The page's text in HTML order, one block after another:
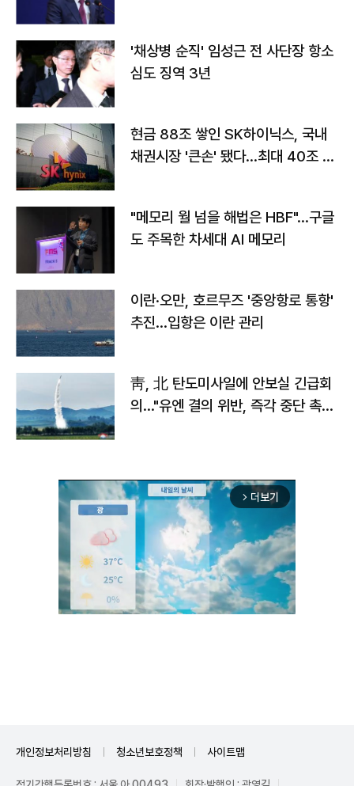
'채상병 순직' 임성근 전 사단장 항소
심도 징역 3년
현금 88조 쌓인 SK하이닉스, 국내
채권시장 '큰손' 됐다…최대 40조 투
"메모리 월 넘을 해법은 HBF"…구글
도 주목한 차세대 AI 메모리
이란·오만, 호르무즈 '중앙항로 통항'
추진…입항은 이란 관리
靑, 北 탄도미사일에 안보실 긴급회
의…"유엔 결의 위반, 즉각 중단 촉
arrow_forward_ios 더보기
개인정보처리방침 청소년보호정책 사이트맵